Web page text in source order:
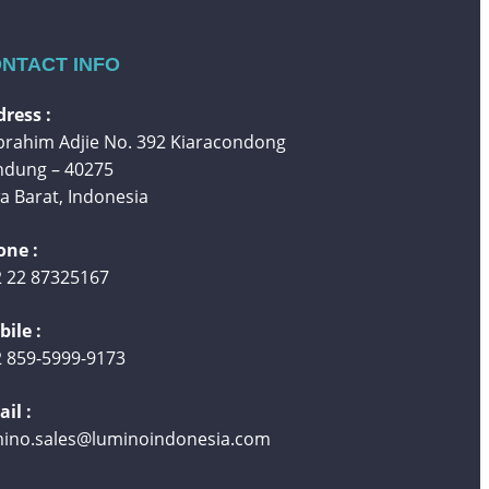
INFO
:
Adjie No. 392 Kiaracondong
– 40275
Barat, Indonesia
:
22 87325167
:
859-5999-9173
: